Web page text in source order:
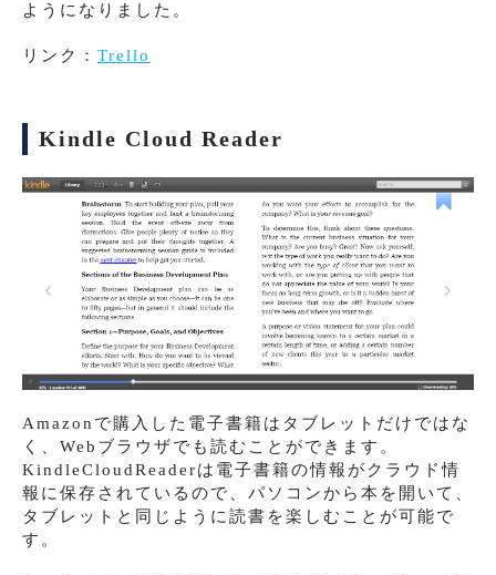
ようになりました。
リンク： Trello
Kindle Cloud Reader
Amazonで購入した電子書籍はタブレットだけではな
く、Webブラウザでも読むことができます。
KindleCloudReaderは電子書籍の情報がクラウド情
報に保存されているので、パソコンから本を開いて、
タブレットと同じように読書を楽しむことが可能で
す。